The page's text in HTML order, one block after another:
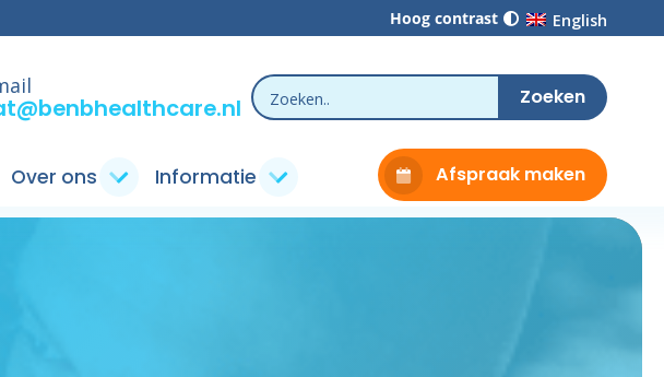
Hoog contrast English
Over ons Informatie Afspraak maken